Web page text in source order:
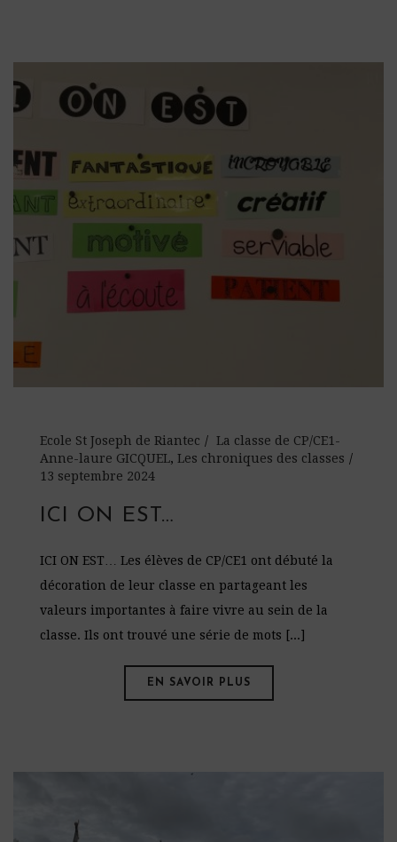
Ecole St Joseph de Riantec
La classe de CP/CE1-
Anne-laure GICQUEL, Les chroniques des classes
13 septembre 2024
ICI ON EST…
ICI ON EST… Les élèves de CP/CE1 ont débuté la
décoration de leur classe en partageant les
valeurs importantes à faire vivre au sein de la
classe. Ils ont trouvé une série de mots [...]
EN SAVOIR PLUS